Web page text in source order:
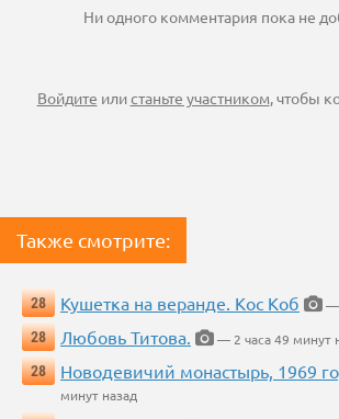
Ни одного комментария пока не
Войдите илистаньте участником, чтобы
Также смотрите:
28 Кушетка на веранде. Кос Коб
—
28
Любовь Титова.
— 2 часа 49 минут
28
Новодевичий монастырь, 1969
минут назад